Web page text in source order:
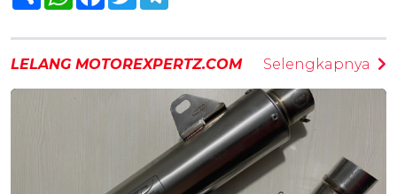
LELANG MOTOREXPERTZ.COM Selengkapnya